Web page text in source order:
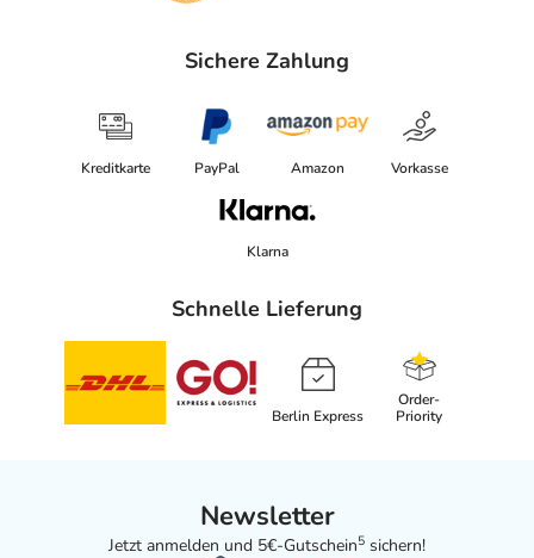
Sichere Zahlung
Kreditkarte PayPal Amazon Vorkasse
Klarna
Schnelle Lieferung
Berlin Express
Order-
Priority
Newsletter
Jetzt anmelden und 5€-Gutschein5 sichern!